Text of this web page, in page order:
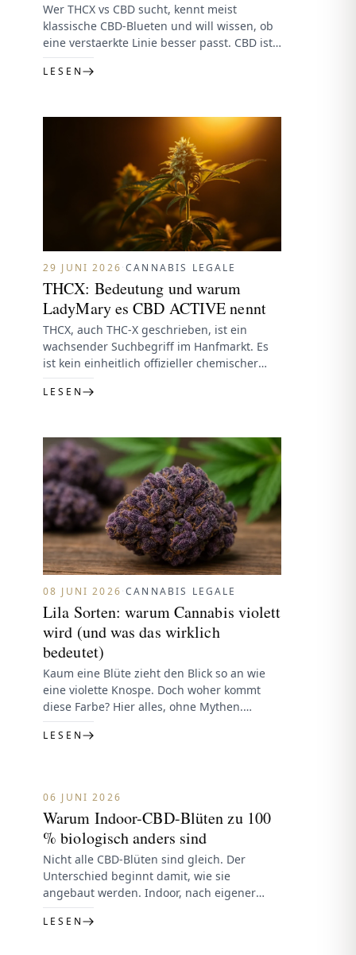
Wer THCX vs CBD sucht, kennt meist
klassische CBD-Blueten und will wissen, ob
eine verstaerkte Linie besser passt. CBD ist
die vertraute Basis; THCX…
LESEN
29 JUNI 2026·CANNABIS LEGALE
THCX: Bedeutung und warum
LadyMary es CBD ACTIVE nennt
THCX, auch THC-X geschrieben, ist ein
wachsender Suchbegriff im Hanfmarkt. Es
ist kein einheitlich offizieller chemischer
Name; praktisch suchen Nutzer damit nach
verstaerkten Hanfblueten…
LESEN
08 JUNI 2026·CANNABIS LEGALE
Lila Sorten: warum Cannabis violett
wird (und was das wirklich
bedeutet)
Kaum eine Blüte zieht den Blick so an wie
eine violette Knospe. Doch woher kommt
diese Farbe? Hier alles, ohne Mythen.
Warum Cannabis violett…
LESEN
06 JUNI 2026
Warum Indoor-CBD-Blüten zu 100
% biologisch anders sind
Nicht alle CBD-Blüten sind gleich. Der
Unterschied beginnt damit, wie sie
angebaut werden. Indoor, nach eigener
WahlEin vollständig kontrolliertes Klima
bedeutet dichte, harzige, gleichmäßige…
LESEN